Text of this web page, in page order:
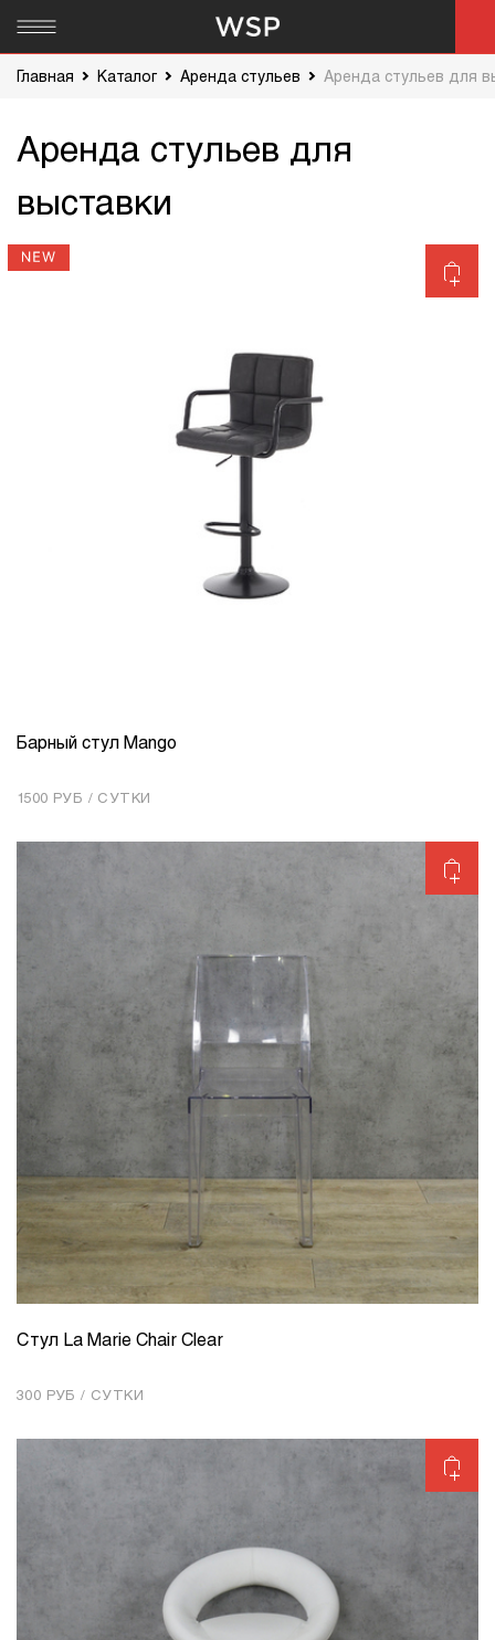
Главная Каталог Аренда стульев Аренда стульев для
Аренда стульев для
выставки
КОЛИЧЕСТВО 1
Барный стул Mango
1500 РУБ / СУТКИ
КОЛИЧЕСТВО 1
Стул La Marie Chair Clear
300 РУБ / СУТКИ